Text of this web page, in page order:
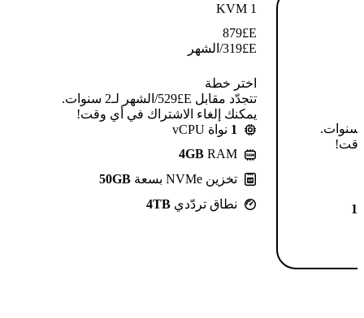
KVM 1
E£
879
E£
319/الشهر
اختر خطة
تتجدّد مقابل E£⁦529⁩/الشهر لـ2 سنوات.
يمكنك إلغاء الاشتراك في أي وقت!
1 نواة vCPU
4GB RAM
تخزين NVMe بسعة
50GB
نطاق تردّدي 4TB
تتجدّد مقابل E£⁦639⁩/الشهر لـ2 سنوات.
وقت!